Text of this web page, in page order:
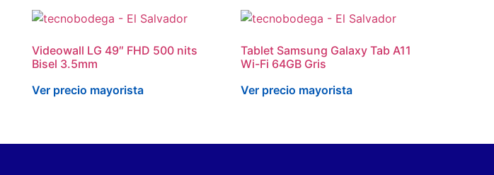
Videowall LG 49″ FHD 500 nits
Bisel 3.5mm
Ver precio mayorista
Tablet Samsung Galaxy Tab A11
Wi-Fi 64GB Gris
Ver precio mayorista